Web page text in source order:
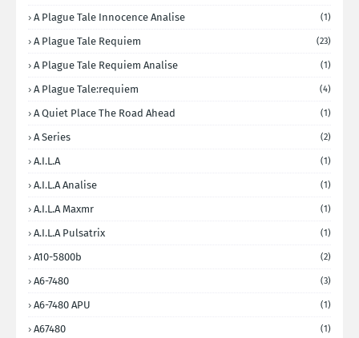
A Plague Tale Innocence Analise (1)
A Plague Tale Requiem (23)
A Plague Tale Requiem Analise (1)
A Plague Tale:requiem (4)
A Quiet Place The Road Ahead (1)
A Series (2)
A.I.L.A (1)
A.I.L.A Analise (1)
A.I.L.A Maxmr (1)
A.I.L.A Pulsatrix (1)
A10-5800b (2)
A6-7480 (3)
A6-7480 APU (1)
A67480 (1)